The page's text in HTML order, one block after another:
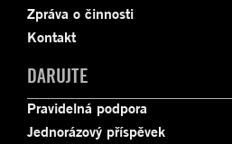
Zpráva o činnosti
Kontakt
DARUJTE
Pravidelná podpora
Jednorázový příspěvek